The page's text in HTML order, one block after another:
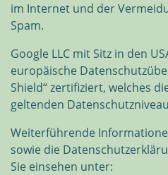
im Internet und der
Spam.
Google LLC mit Sitz in den
europäische
Shield“ zertifiziert, welches
geltenden
Weiterführende
sowie die
Sie einsehen unter: